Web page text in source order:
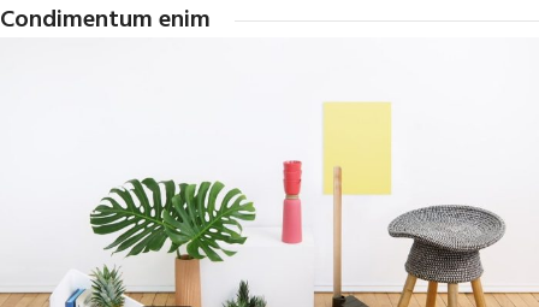
Condimentum enim